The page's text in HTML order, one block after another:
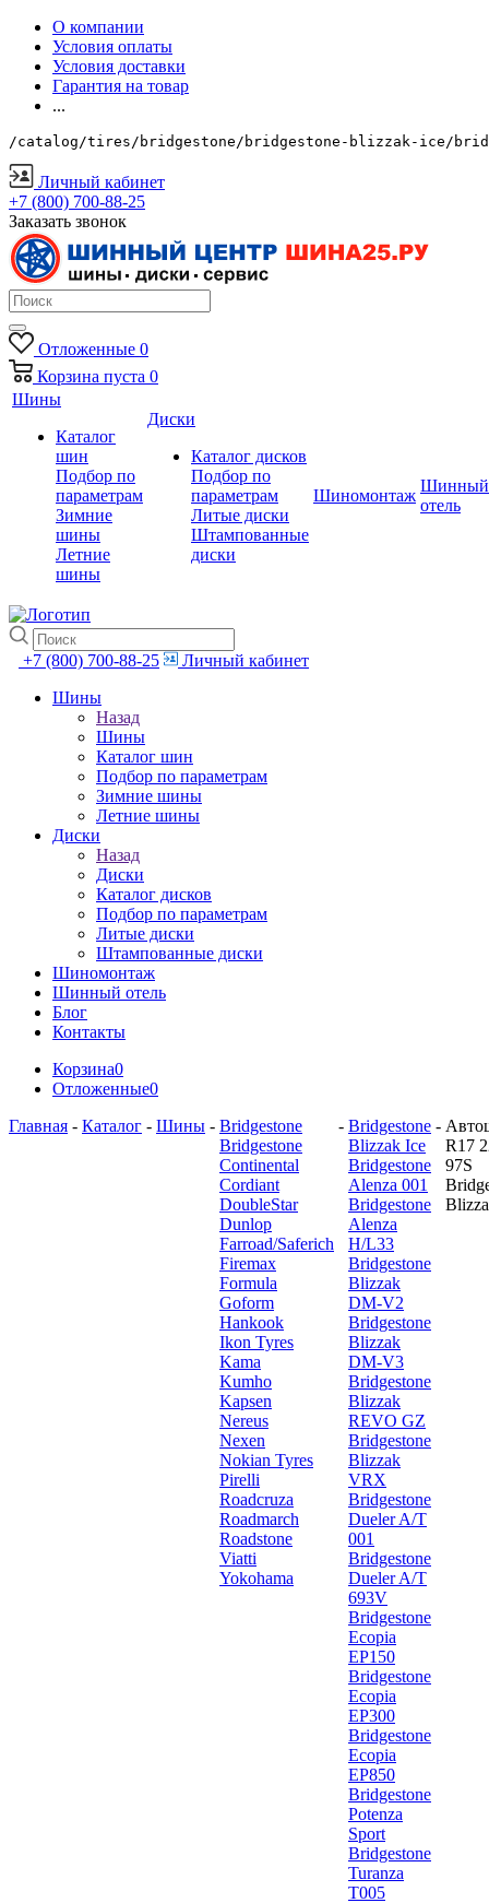
О компании
Условия оплаты
Условия доставки
Гарантия на товар
...
/catalog/tires/bridgestone/bridgestone-blizzak-ice/
Личный кабинет
+7 (800) 700-88-25
Заказать звонок
Отложенные 0
Корзина пуста 0
Шины
Каталог
шин
Подбор по
параметрам
Зимние
шины
Летние
шины
Диски
Каталог дисков
Подбор по
параметрам
Литые диски
Штампованные
диски
Шиномонтаж
Шинный
отель
+7 (800) 700-88-25
Личный кабинет
Шины
Назад
Шины
Каталог шин
Подбор по параметрам
Зимние шины
Летние шины
Диски
Назад
Диски
Каталог дисков
Подбор по параметрам
Литые диски
Штампованные диски
Шиномонтаж
Шинный отель
Блог
Контакты
Корзина0
Отложенные0
Главная - Каталог - Шины - Bridgestone
Bridgestone
Continental
Cordiant
DoubleStar
Dunlop
Farroad/Saferich
Firemax
Formula
Goform
Hankook
Ikon Tyres
Kama
Kumho
Kapsen
Nereus
Nexen
Nokian Tyres
Pirelli
Roadcruza
Roadmarch
Roadstone
Viatti
Yokohama
- Bridgestone
Blizzak Ice
Bridgestone
Alenza 001
Bridgestone
Alenza
H/L33
Bridgestone
Blizzak
DM-V2
Bridgestone
Blizzak
DM-V3
Bridgestone
Blizzak
REVO GZ
Bridgestone
Blizzak
VRX
Bridgestone
Dueler A/T
001
Bridgestone
Dueler A/T
693V
Bridgestone
Ecopia
EP150
Bridgestone
Ecopia
EP300
Bridgestone
Ecopia
EP850
Bridgestone
Potenza
Sport
Bridgestone
Turanza
T005
-
R17
97S